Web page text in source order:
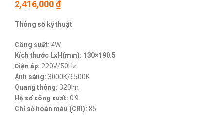
2,416,000 ₫
Thông số kỹ thuật:
Công suất: 4W
Kích thước LxH(mm): 130×190.5
Điện áp: 220V/50Hz
Ánh sáng: 3000K/6500K
Quang thông: 320lm
Hệ số công suất: 0.9
Chỉ số hoàn màu (CRI): 85